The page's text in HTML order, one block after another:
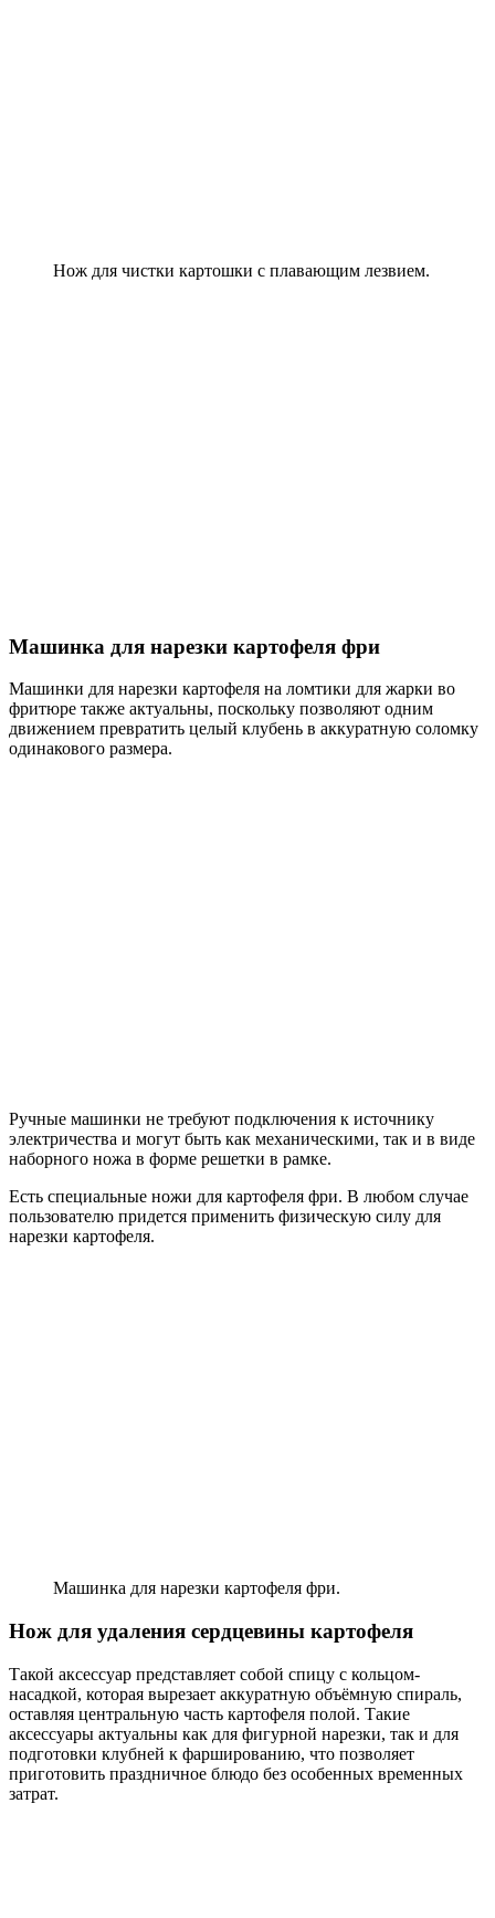
Нож для чистки картошки с плавающим лезвием.
Машинка для нарезки картофеля фри
Машинки для нарезки картофеля на ломтики для жарки во
фритюре также актуальны, поскольку позволяют одним
движением превратить целый клубень в аккуратную соломку
одинакового размера.
Ручные машинки не требуют подключения к источнику
электричества и могут быть как механическими, так и в виде
наборного ножа в форме решетки в рамке.
Есть специальные ножи для картофеля фри. В любом случае
пользователю придется применить физическую силу для
нарезки картофеля.
Машинка для нарезки картофеля фри.
Нож для удаления сердцевины картофеля
Такой аксессуар представляет собой спицу с кольцом-
насадкой, которая вырезает аккуратную объёмную спираль,
оставляя центральную часть картофеля полой. Такие
аксессуары актуальны как для фигурной нарезки, так и для
подготовки клубней к фаршированию, что позволяет
приготовить праздничное блюдо без особенных временных
затрат.